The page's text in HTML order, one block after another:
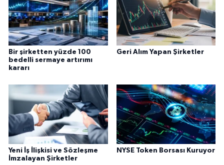
Bir şirketten yüzde 100
bedelli sermaye artırımı
kararı
Geri Alım Yapan Şirketler
Yeni İş İlişkisi ve Sözleşme
İmzalayan Şirketler
NYSE Token Borsası Kuruyor